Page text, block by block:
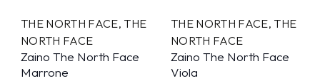
THE NORTH FACE, THE
NORTH FACE
Zaino The North Face
Marrone
THE NORTH FACE, THE
NORTH FACE
Zaino The North Face
Viola